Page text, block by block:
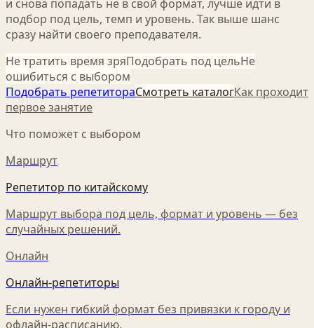
и снова попадать не в свой формат, лучше идти в
подбор под цель, темп и уровень. Так выше шанс
сразу найти своего преподавателя.
Не тратить время зряПодобрать под цельНе
ошибиться с выбором
Подобрать репетитораСмотреть каталогКак проходит
первое занятие
Что поможет с выбором
Маршрут
Репетитор по китайскому
Маршрут выбора под цель, формат и уровень — без
случайных решений.
Онлайн
Онлайн-репетиторы
Если нужен гибкий формат без привязки к городу и
офлайн-расписанию.